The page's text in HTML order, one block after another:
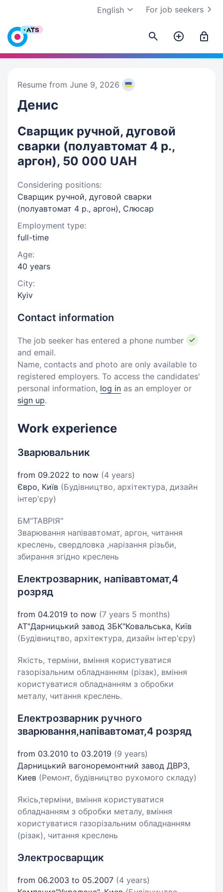
For job seekers
English
Resume from June 9, 2026
Денис
Сварщик ручной, дуговой
сварки (полуавтомат 4 р.,
аргон), 50 000 UAH
Considering positions:
Сварщик ручной, дуговой сварки
(полуавтомат 4 р., аргон), Слюсар
Employment type:
full-time
Age:
40 years
City:
Kyiv
Contact information
The job seeker has entered a phone number
and email.
Name, contacts and photo are only available to
registered employers. To access the candidates'
personal information, log in as an employer or
sign up.
Work experience
Зварювальник
from 09.2022 to now (4 years)
Євро, Київ (Будівництво, архітектура, дизайн
інтер'єру)
БМ"ТАВРІЯ"
Зварювання напівавтомат, аргон, читання
креслень, свердловка ,нарізання різьби,
збирання згідно креслень
Електрозварник, напівавтомат,4
розряд
from 04.2019 to now (7 years 5 months)
АТ"Дарницький завод ЗБК"Ковальська, Київ
(Будівництво, архітектура, дизайн інтер'єру)
Якість, терміни, вміння користуватися
газорізальним обладнанням (різак), вміння
користуватися обладнанням з обробки
металу, читання креслень.
Електрозварник ручного
зварювання,напівавтомат,4 розряд
from 03.2010 to 03.2019 (9 years)
Дарницький вагоноремонтний завод ДВРЗ,
Киев (Ремонт, будівництво рухомого складу)
Якісь,терміни, вміння користуватися
обладнанням з обробки металу, вміння
користуватися газорізальним обладнанням
(різак), читання креслень
Электросварщик
from 06.2003 to 05.2007 (4 years)